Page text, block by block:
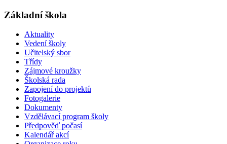
Základní škola
Aktuality
Vedení školy
Učitelský sbor
Třídy
Zájmové kroužky
Školská rada
Zapojení do projektů
Fotogalerie
Dokumenty
Vzdělávací program školy
Předpověď počasí
Kalendář akcí